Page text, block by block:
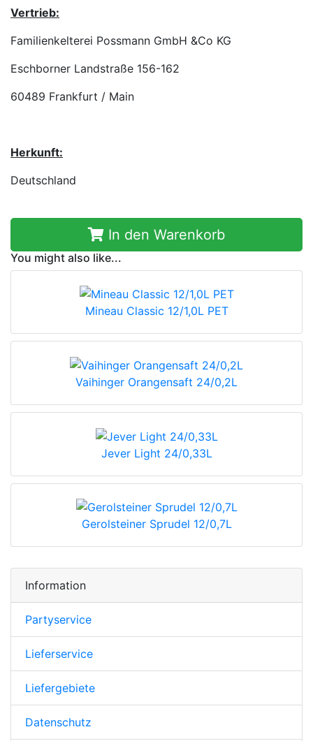
Vertrieb:
Familienkelterei Possmann GmbH &Co KG
Eschborner Landstraße 156-162
60489 Frankfurt / Main
Herkunft:
Deutschland
In den Warenkorb
You might also like...
Mineau Classic 12/1,0L PET
Vaihinger Orangensaft 24/0,2L
Jever Light 24/0,33L
Gerolsteiner Sprudel 12/0,7L
Information
Partyservice
Lieferservice
Liefergebiete
Datenschutz